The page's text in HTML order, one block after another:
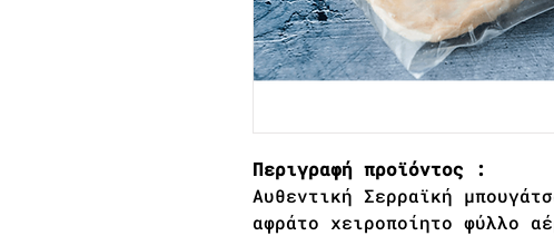
Περιγραφή προϊόντος :
Αυθεντική Σερραϊκή
αφράτο χειροποίητο φύλλο